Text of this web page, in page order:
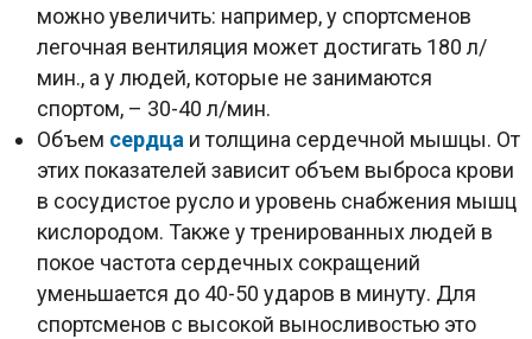
можно увеличить: например, у спортсменов
легочная вентиляция может достигать 180 л/
мин., а у людей, которые не занимаются
спортом, – 30-40 л/мин.
Объем сердца и толщина сердечной мышцы. От
этих показателей зависит объем выброса крови
в сосудистое русло и уровень снабжения мышц
кислородом. Также у тренированных людей в
покое частота сердечных сокращений
уменьшается до 40-50 ударов в минуту. Для
спортсменов с высокой выносливостью это